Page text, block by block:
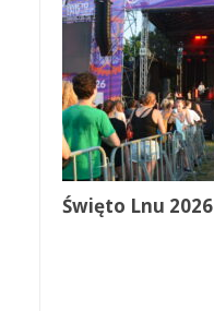
Święto Lnu 2026